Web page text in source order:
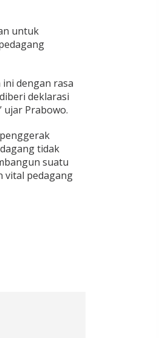
untuk
dengan rasa
deklarasi
ujar Prabowo.
tidak
suatu
vital pedagang